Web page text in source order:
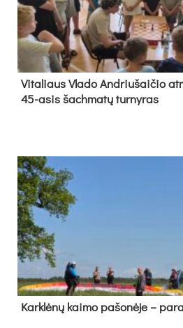
Vi­ta­liaus Vla­do And­riu­šai­čio
45-asis šach­ma­tų tur­ny­ras
Kark­lė­nų kai­mo pa­šo­nė­je –